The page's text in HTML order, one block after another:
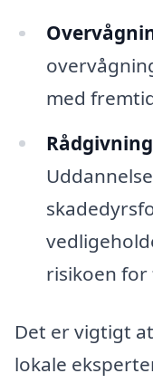
med
risikoen
Det er vigtigt
lokale